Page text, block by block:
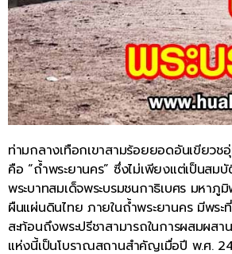
ท่ามกลางเทือกเขาสามร้อยยอดอันเขียว
คือ “ถ้ำพระยานคร” ซึ่งไม่เพียงแต่เป็นส
พระบาทสมเด็จพระบรมชนกาธิเบศร มหา
ผืนแผ่นดินไทย ภายในถ้ำพระยานคร มีพร
สะท้อนถึงพระปรีชาสามารถในการผสมผส
แห่งนี้เป็นโบราณสถานสำคัญเมื่อปี พ.ศ.